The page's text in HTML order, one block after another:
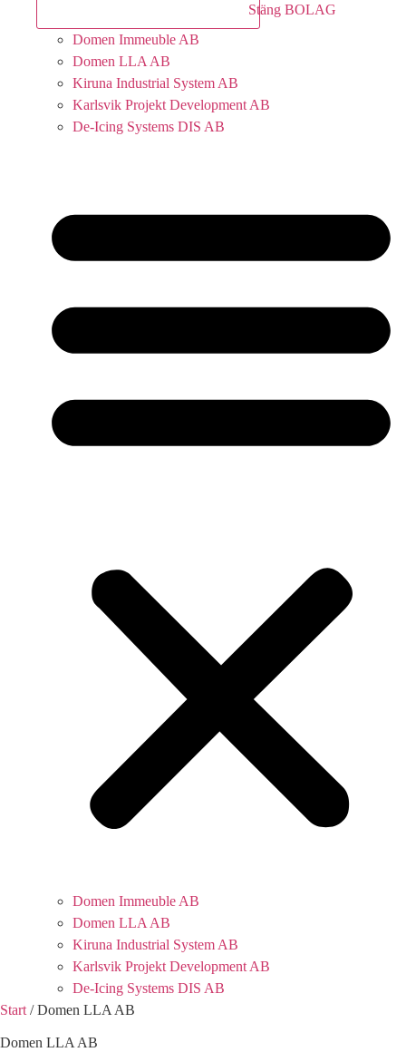
Stäng BOLAG
Domen Immeuble AB
Domen LLA AB
Kiruna Industrial System AB
Karlsvik Projekt Development AB
De-Icing Systems DIS AB
Domen Immeuble AB
Domen LLA AB
Kiruna Industrial System AB
Karlsvik Projekt Development AB
De-Icing Systems DIS AB
Start /Domen LLA AB
Domen LLA AB